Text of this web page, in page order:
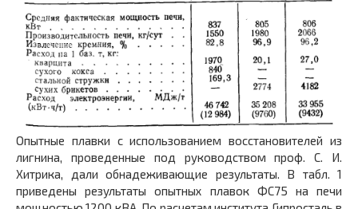
Опытные плавки с использованием восстановителей из
лигнина, проведенные под руководством проф. С. И.
Хитрика, дали обнадеживающие результаты. В табл. 1
приведены результаты опытных плавок ФС75 на печи